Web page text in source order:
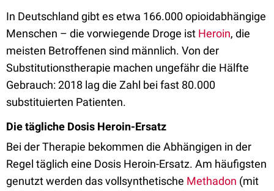
In Deutschland gibt es etwa 166.000 opioidabhängige
Menschen – die vorwiegende Droge ist Heroin, die
meisten Betroffenen sind männlich. Von der
Substitutionstherapie machen ungefähr die Hälfte
Gebrauch: 2018 lag die Zahl bei fast 80.000
substituierten Patienten.
Die tägliche Dosis Heroin-Ersatz
Bei der Therapie bekommen die Abhängigen in der
Regel täglich eine Dosis Heroin-Ersatz. Am häufigsten
genutzt werden das vollsynthetische Methadon (mit